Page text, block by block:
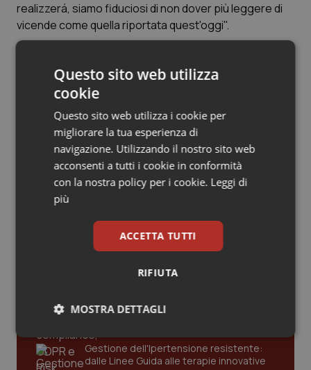
Umbria
Veneto
Oftalmologia
Oncoematologia
Oncologia & Nutrizione
Psoriasi & pelle
Quotidiano Cardiologia
Quotidiano Chirurgia
Quotidiano Oncologia
Quotidiano Pediatria
Rene & patologie urogenitali
realizzerá, siamo fiduciosi di non dover più leggere di
vicende come quella riportata quest'oggi".
Articoli correlati:
Roma. Sapienza. Al concorso di specializzazione
in Cardiologia vincitori noti un mese prima
19 Settembre 2013
© Riproduzione riservata
Ultime analisi e review da QS Pro
Cloud sanitario: infrastrutture,
Gestione dell'Ipertensione resistente:
dalle Linee Guida alle terapie innovative
Questo sito web utilizza
cookie
Questo sito web utilizza i cookie per
migliorare la tua esperienza di
navigazione. Utilizzando il nostro sito web
acconsenti a tutti i cookie in conformità
con la nostra policy per i cookie. Leggi di
più
ACCETTA TUTTI
RIFIUTA
MOSTRA DETTAGLI
Necessari Statistici Marketing